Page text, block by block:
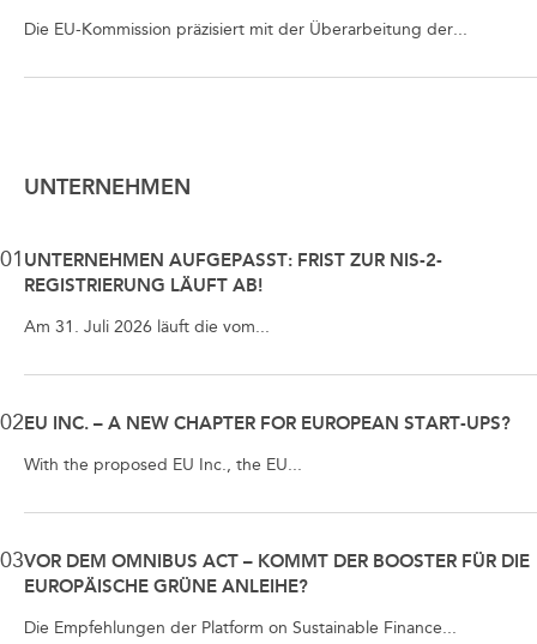
Die EU-Kommission präzisiert mit der Überarbeitung der...
UNTERNEHMEN
01 UNTERNEHMEN AUFGEPASST: FRIST ZUR NIS-2-
REGISTRIERUNG LÄUFT AB!
Am 31. Juli 2026 läuft die vom...
02EU INC. – A NEW CHAPTER FOR EUROPEAN START-UPS?
With the proposed EU Inc., the EU...
03VOR DEM OMNIBUS ACT – KOMMT DER BOOSTER FÜR DIE
EUROPÄISCHE GRÜNE ANLEIHE?
Die Empfehlungen der Platform on Sustainable Finance...